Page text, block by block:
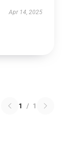
Apr 14, 2025
1 / 1